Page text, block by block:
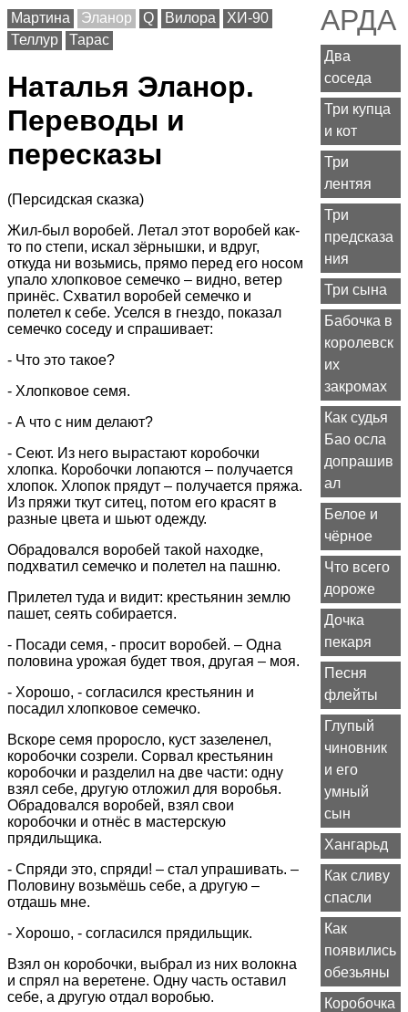
АРДА
Два
соседа
Три купца
и кот
Три
лентяя
Три
предсказа
ния
Три сына
Бабочка в
королевск
их
закромах
Как судья
Бао осла
допрашив
ал
Белое и
чёрное
Что всего
дороже
Дочка
пекаря
Песня
флейты
Глупый
чиновник
и его
умный
сын
Хангарьд
Как сливу
спасли
Как
появились
обезьяны
Коробочка
Мартина Эланор Q Вилора
ХИ-90
Теллур
Тарас
Наталья Эланор.
Переводы и
пересказы
(Персидская сказка)
Жил-был воробей. Летал этот воробей как-
то по степи, искал зёрнышки, и вдруг,
откуда ни возьмись, прямо перед его носом
упало хлопковое семечко – видно, ветер
принёс. Схватил воробей семечко и
полетел к себе. Уселся в гнездо, показал
семечко соседу и спрашивает:
- Что это такое?
- Хлопковое семя.
- А что с ним делают?
- Сеют. Из него вырастают коробочки
хлопка. Коробочки лопаются – получается
хлопок. Хлопок прядут – получается пряжа.
Из пряжи ткут ситец, потом его красят в
разные цвета и шьют одежду.
Обрадовался воробей такой находке,
подхватил семечко и полетел на пашню.
Прилетел туда и видит: крестьянин землю
пашет, сеять собирается.
- Посади семя, - просит воробей. – Одна
половина урожая будет твоя, другая – моя.
- Хорошо, - согласился крестьянин и
посадил хлопковое семечко.
Вскоре семя проросло, куст зазеленел,
коробочки созрели. Сорвал крестьянин
коробочки и разделил на две части: одну
взял себе, другую отложил для воробья.
Обрадовался воробей, взял свои
коробочки и отнёс в мастерскую
прядильщика.
- Спряди это, спряди! – стал упрашивать. –
Половину возьмёшь себе, а другую –
отдашь мне.
- Хорошо, - согласился прядильщик.
Взял он коробочки, выбрал из них волокна
и спрял на веретене. Одну часть оставил
себе, а другую отдал воробью.